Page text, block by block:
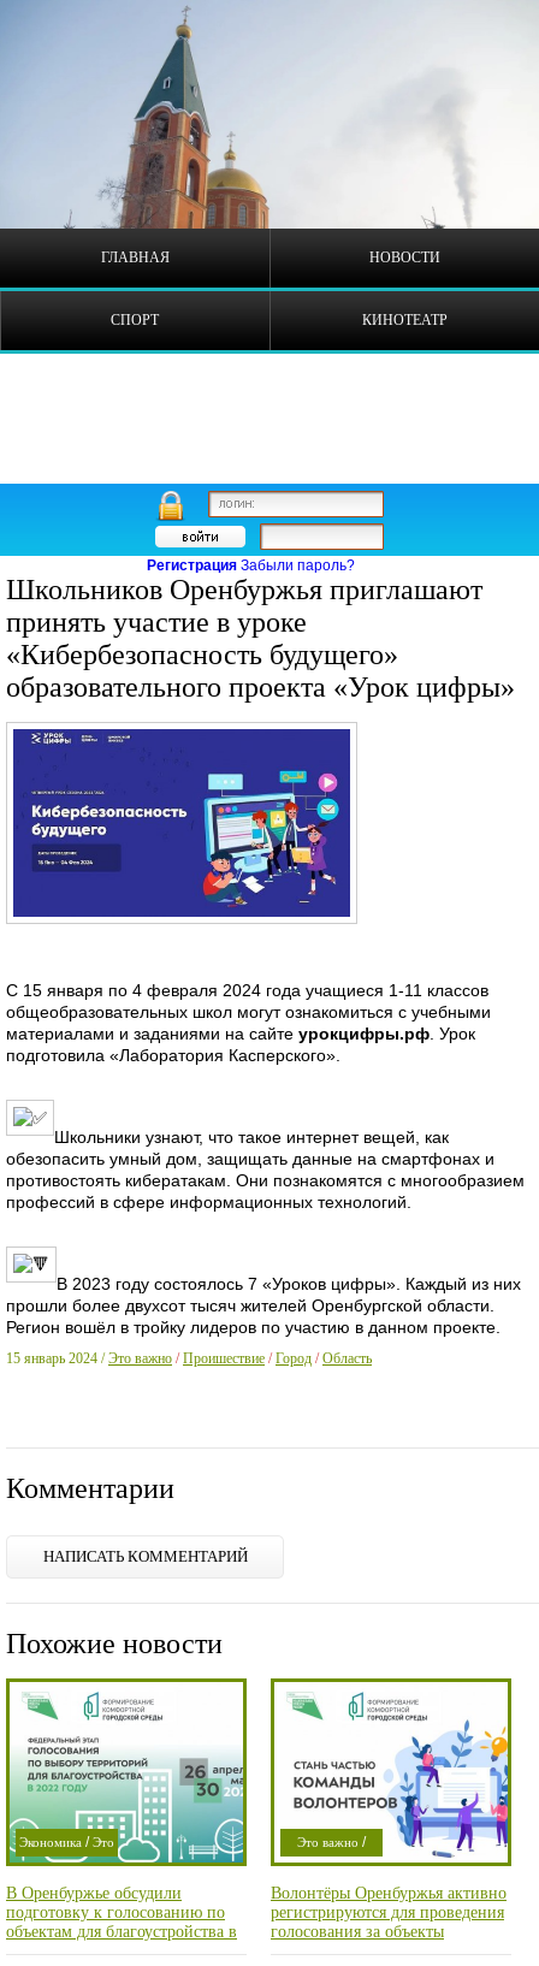
Регистрация Забыли пароль?
ГЛАВНАЯ НОВОСТИ
СПОРТ КИНОТЕАТР
Школьников Оренбуржья приглашают
принять участие в уроке
«Кибербезопасность будущего»
образовательного проекта «Урок цифры»
С 15 января по 4 февраля 2024 года учащиеся 1-11 классов
общеобразовательных школ могут ознакомиться с учебными
материалами и заданиями на сайте урокцифры.рф . Урок
подготовила «Лаборатория Касперского».
Школьники узнают, что такое интернет вещей, как
обезопасить умный дом, защищать данные на смартфонах и
противостоять кибератакам. Они познакомятся с многообразием
профессий в сфере информационных технологий.
В 2023 году состоялось 7 «Уроков цифры». Каждый из них
прошли более двухсот тысяч жителей Оренбургской области.
Регион вошёл в тройку лидеров по участию в данном проекте.
15 январь 2024 / Это важно /Проишествие /Город /Область
Комментарии
НАПИСАТЬ КОММЕНТАРИЙ
Похожие новости
Экономика /Это
важно/
Проишествие/
Город/Область
В Оренбуржье обсудили
подготовку к голосованию по
объектам для благоустройства в
2022 году
Это важно /
Проишествие/
Город/Область
Волонтёры Оренбуржья активно
регистрируются для проведения
голосования за объекты
благоустройства в 2022 году